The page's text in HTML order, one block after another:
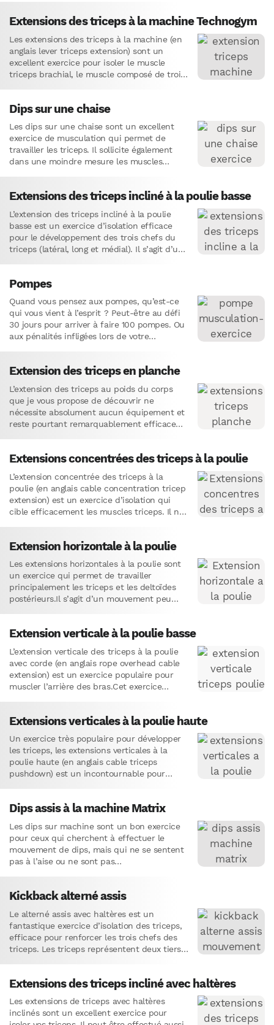
Extensions des triceps à la machine Technogym
Les extensions des triceps à la machine (en
anglais lever triceps extension) sont un
excellent exercice pour isoler le muscle
triceps brachial, le muscle composé de trois
Dips sur une chaise
Les dips sur une chaise sont un excellent
exercice de musculation qui permet de
travailler les triceps. Il sollicite également
dans une moindre mesure les muscles
Extensions des triceps incliné à la poulie basse
L’extension des triceps incliné à la poulie
basse est un exercice d’isolation efficace
pour le développement des trois chefs du
triceps (latéral, long et médial). Il s’agit d’une
Pompes
Quand vous pensez aux pompes, qu’est-ce
qui vous vient à l’esprit ? Peut-être au défi
30 jours pour arriver à faire 100 pompes. Ou
aux pénalités infligées lors de votre
Extension des triceps en planche
L’extension des triceps au poids du corps
que je vous propose de découvrir ne
nécessite absolument aucun équipement et
reste pourtant remarquablement efficace
Extensions concentrées des triceps à la poulie
L’extension concentrée des triceps à la
poulie (en anglais cable concentration tricep
extension) est un exercice d’isolation qui
cible efficacement les muscles triceps. Il ne
Extension horizontale à la poulie
Les extensions horizontales à la poulie sont
un exercice qui permet de travailler
principalement les triceps et les deltoïdes
postérieurs.Il s’agit d’un mouvement peu
Extension verticale à la poulie basse
L’extension verticale des triceps à la poulie
avec corde (en anglais rope overhead cable
extension) est un exercice populaire pour
muscler l’arrière des bras.Cet exercice
Extensions verticales à la poulie haute
Un exercice très populaire pour développer
les triceps, les extensions verticales à la
poulie haute (en anglais cable triceps
pushdown) est un incontournable pour
Dips assis à la machine Matrix
Les dips sur machine sont un bon exercice
pour ceux qui cherchent à effectuer le
mouvement de dips, mais qui ne se sentent
pas à l’aise ou ne sont pas…
Kickback alterné assis
Le alterné assis avec haltères est un
fantastique exercice d’isolation des triceps,
efficace pour renforcer les trois chefs des
triceps. Les triceps représentent deux tiers
Extensions des triceps incliné avec haltères
Les extensions de triceps avec haltères
inclinés sont un excellent exercice pour